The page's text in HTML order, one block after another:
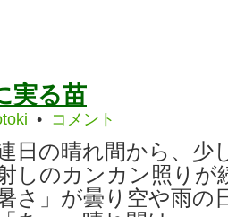
実る苗
• コメント
日の晴れ間から、少
しのカンカン照りが
さ」が曇り空や雨